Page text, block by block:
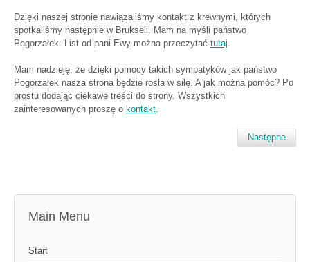
Dzięki naszej stronie nawiązaliśmy kontakt z krewnymi, których
spotkaliśmy następnie w Brukseli. Mam na myśli państwo
Pogorzałek. List od pani Ewy można przeczytać tutaj
Mam nadzieję, że dzięki pomocy takich sympatyków jak państwo
Pogorzałek nasza strona będzie rosła w siłę. A jak można pomóc? Po
prostu dodając ciekawe treści do strony. Wszystkich
zainteresowanych proszę o kontakt.
Następne
Main Menu
Start